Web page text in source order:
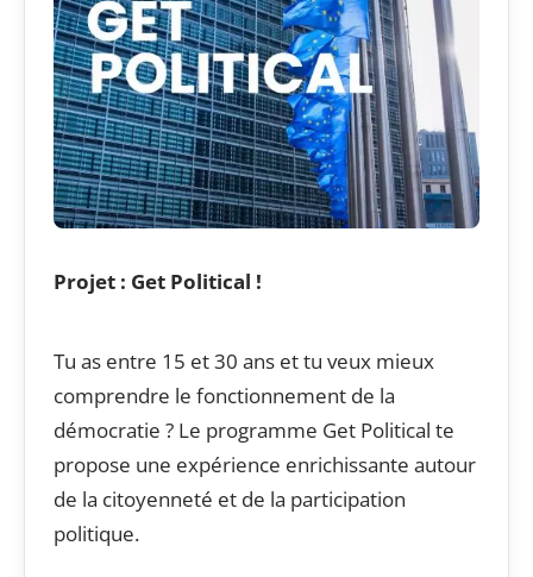
Projet : Get Political !
Tu as entre 15 et 30 ans et tu veux mieux
comprendre le fonctionnement de la
démocratie ? Le programme Get Political te
propose une expérience enrichissante autour
de la citoyenneté et de la participation
politique.